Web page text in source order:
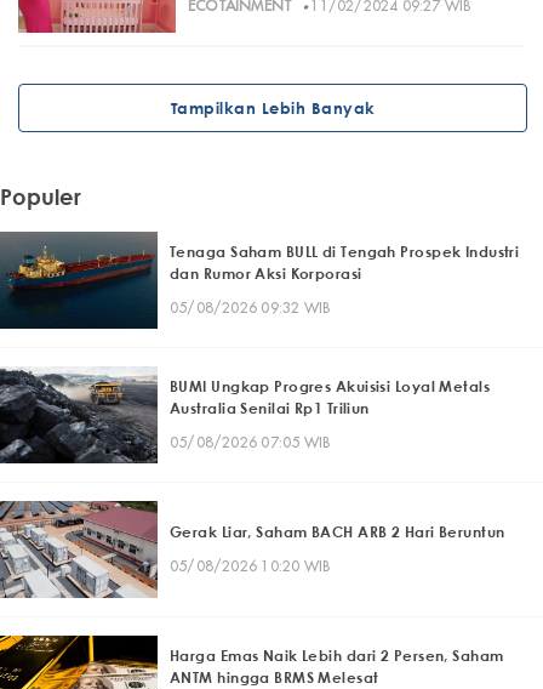
ECOTAINMENT
11/02/2024 09:27 WIB
Tampilkan Lebih Banyak
Populer
Tenaga Saham BULL di Tengah Prospek Industri
dan Rumor Aksi Korporasi
05/08/2026 09:32 WIB
BUMI Ungkap Progres Akuisisi Loyal Metals
Australia Senilai Rp1 Triliun
05/08/2026 07:05 WIB
Gerak Liar, Saham BACH ARB 2 Hari Beruntun
05/08/2026 10:20 WIB
Harga Emas Naik Lebih dari 2 Persen, Saham
ANTM hingga BRMS Melesat